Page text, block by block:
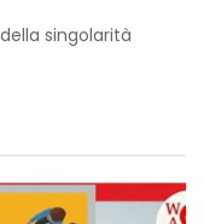
singolarità